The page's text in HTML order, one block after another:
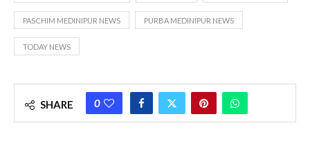
PASCHIM MEDINIPUR NEWS PURBA MEDINIPUR NEWS
TODAY NEWS
SHARE 0